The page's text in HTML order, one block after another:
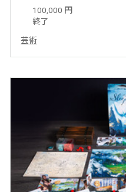
100,000 円
終了
芸術